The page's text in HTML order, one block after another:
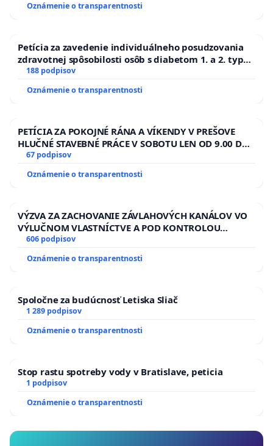
Oznámenie o transparentnosti
Petícia za zavedenie individuálneho posudzovania
zdravotnej spôsobilosti osôb s diabetom 1. a 2. typu
pri prijímaní do Policajného zboru SR
188 podpisov
Oznámenie o transparentnosti
PETÍCIA ZA POKOJNÉ RÁNA A VÍKENDY V PREŠOVE
HLUČNÉ STAVEBNÉ PRÁCE V SOBOTU LEN OD 9.00 DO
13.00 HOD., CEZ PRACOVNÝ TÝŽDEŇ CIEĽ 8.00 – 18.00
HOD. A PRAVIDELNÁ KONTROLA STAVBY C-AREA NA
ĎUMBIERSKEJ/MAGU
67 podpisov
Oznámenie o transparentnosti
VÝZVA ZA ZACHOVANIE ZÁVLAHOVÝCH KANÁLOV VO
VÝLUČNOM VLASTNÍCTVE A POD KONTROLOU
SLOVENSKEJ REPUBLIKY & žiadosť na riešenie
zanedbaného stavu závlahových a odvodňovacích
kanálov na Slovensku
606 podpisov
Oznámenie o transparentnosti
Spoločne za budúcnosť Letiska Sliač
1 289 podpisov
Oznámenie o transparentnosti
Stop rastu spotreby vody v Bratislave, peticia
1 podpisov
Oznámenie o transparentnosti